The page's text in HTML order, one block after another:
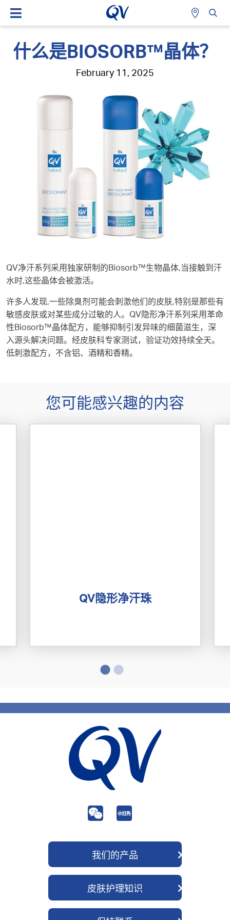
什么是BIOSORB™晶体？
February 11, 2025
QV净汗系列采用独家研制的Biosorb™生物晶体,当接触到汗
水时,这些晶体会被激活。
许多人发现,一些除臭剂可能会刺激他们的皮肤,特别是那些有
敏感皮肤或对某些成分过敏的人。QV隐形净汗系列采用革命
性Biosorb™晶体配方，能够抑制引发异味的细菌滋生，深
入源头解决问题。经皮肤科专家测试，验证功效持续全天。
低刺激配方，不含铝、酒精和香精。
您可能感兴趣的内容
QV隐形净汗珠
我们的产品
皮肤护理知识